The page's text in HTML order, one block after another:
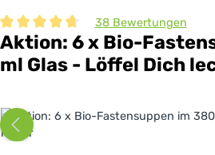
Durchschnittliche Bewertung von 4.87
38 Bewertungen
Aktion: 6 x Bio-
ml Glas - Löffel Dich
Bildergalerie überspringen